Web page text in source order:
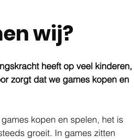
wij?
heeft op veel kinderen,
zorgt dat we games kopen en
kopen en spelen, het is
groeit. In games zitten